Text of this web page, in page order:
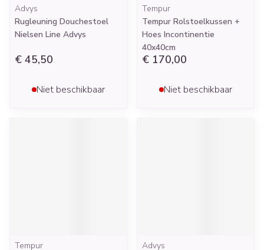
Advys
Rugleuning Douchestoel
Nielsen Line Advys
€ 45,50
Niet beschikbaar
Tempur
Tempur Rolstoelkussen +
Hoes Incontinentie
40x40cm
€ 170,00
Niet beschikbaar
Tempur
Advys